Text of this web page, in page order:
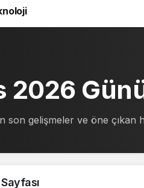
2026
gelişmeler ve öne